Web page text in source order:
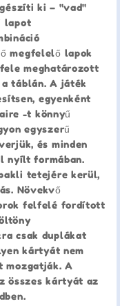
ki – "vad"
lapot
megfelelő lapok
meghatározott
táblán. A játék
egyenként
-t könnyű
egyszerű
és minden
nyílt formában.
tetejére kerül,
Növekvő
felfelé fordított
csak duplákat
kártyát nem
mozgatják. A
összes kártyát az